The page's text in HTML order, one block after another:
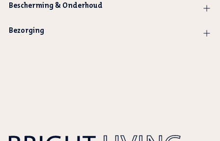
Bescherming & Onderhoud
Bezorging